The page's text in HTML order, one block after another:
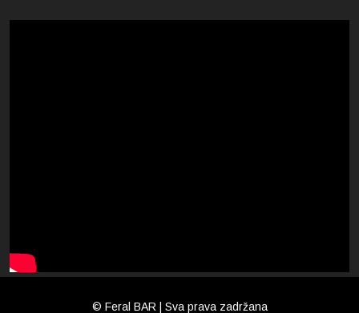
© Feral BAR | Sva prava zadržana